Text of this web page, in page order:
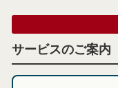
サービスのご案内